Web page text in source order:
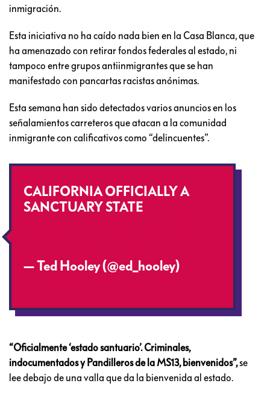
inmigración.
Esta iniciativa no ha caído nada bien en la Casa Blanca, que
ha amenazado con retirar fondos federales al estado, ni
tampoco entre grupos antiinmigrantes que se han
manifestado con pancartas racistas anónimas.
Esta semana han sido detectados varios anuncios en los
señalamientos carreteros que atacan a la comunidad
inmigrante con calificativos como “delincuentes”.
CALIFORNIA OFFICIALLY A
SANCTUARY STATE
— Ted Hooley (@ed_hooley)
“Oficialmente ‘estado santuario’. Criminales,
indocumentados y Pandilleros de la MS13, bienvenidos”,se
lee debajo de una valla que da la bienvenida al estado.